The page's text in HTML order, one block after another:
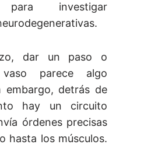
para investigar
dar un paso o
parece algo
embargo, detrás de
hay un circuito
órdenes precisas
hasta los músculos.